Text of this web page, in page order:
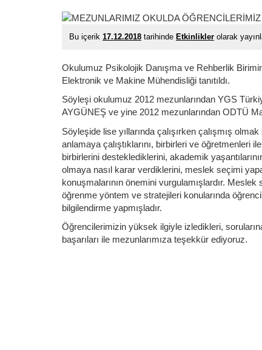
Bu içerik 17.12.2018 tarihinde Etkinlikler olarak
Okulumuz Psikolojik Danışma ve Rehberlik
Elektronik ve Makine Mühendisliği tanıtıldı.
Söyleşi okulumuz 2012 mezunlarından YGS
AYGÜNEŞ ve yine 2012 mezunlarından ODTÜ
Söyleşide lise yıllarında çalışırken çalışmış
anlamaya çalıştıklarını, birbirleri ve öğretmenleri
birbirlerini desteklediklerini, akademik
olmaya nasıl karar verdiklerini, meslek seçimi
konuşmalarının önemini vurgulamışlardır.
öğrenme yöntem ve stratejileri konularında
bilgilendirme yapmışladır.
Öğrencilerimizin yüksek ilgiyle izledikleri,
başarıları ile mezunlarımıza teşekkür ediyoruz.